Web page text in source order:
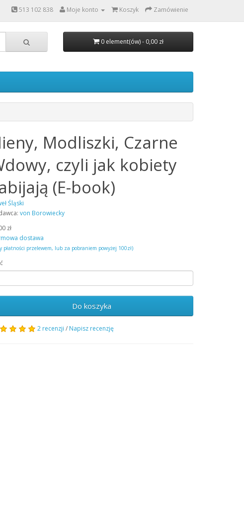
513 102 838 Moje konto Koszyk Zamówienie
0 element(ów) - 0,00 zł
Modliszki, Czarne
czyli jak kobiety
(E-book)
Śląski
von Borowiecky
zł
dostawa
płatności przelewem, lub za pobraniem powyżej 100zł)
Do koszyka
2 recenzji / Napisz recenzję